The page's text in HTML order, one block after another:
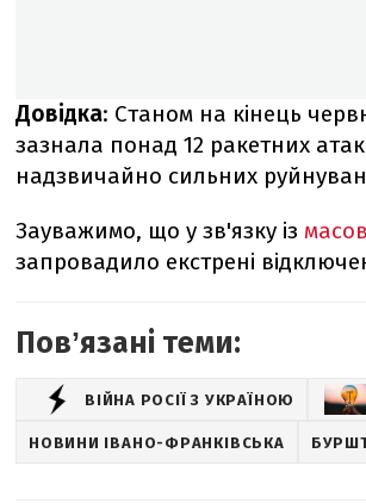
Довідка: Станом на кінець
зазнала понад 12 ракетних
надзвичайно сильних
Зауважимо, що у зв'язку із
запровадило екстрені
Повʼязані теми:
ВІЙНА РОСІЇ З УКРАЇНОЮ
НОВИНИ ІВАНО-ФРАНКІВСЬКА